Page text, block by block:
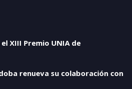
XIII Premio UNIA de
renueva su colaboración con